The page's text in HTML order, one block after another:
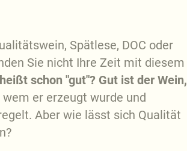
Spätlese, DOC oder
Sie nicht Ihre Zeit mit diesem
schon "gut"? Gut ist der Wein,
er erzeugt wurde und
Aber wie lässt sich Qualität